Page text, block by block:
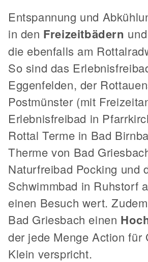
Entspannung und
in den Freizeitbädern und
die ebenfalls am
So sind das
Eggenfelden, der
Postmünster (mit
Erlebnisfreibad in
Rottal Terme in Bad
Therme von Bad
Naturfreibad Pocking und
Schwimmbad in Ruhstorf
einen Besuch wert.
Bad Griesbach einen
der jede Menge Action für
Klein verspricht.